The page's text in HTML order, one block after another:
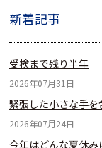
新着記事
受検まで残り半年
2026年07月31日
緊張した小さな手を
2026年07月24日
今年はどんな夏休み